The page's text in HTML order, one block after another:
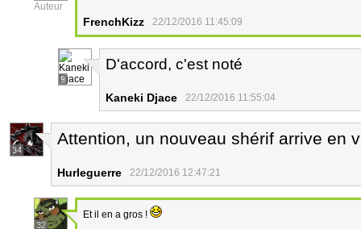
Auteur
FrenchKizz 22/12/2016 11:45:09
9
D'accord, c'est noté
Kaneki Djace 22/12/2016 11:55:04
34
Attention, un nouveau shérif arrive en
Hurleguerre 22/12/2016 12:47:21
32
Et il en a gros !